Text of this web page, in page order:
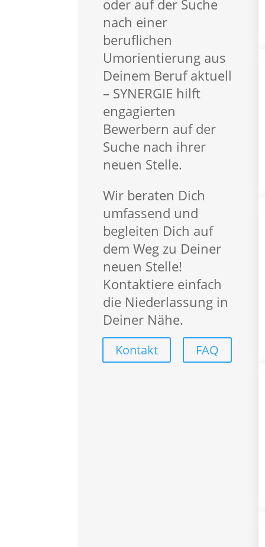
oder auf der Suche
nach einer
beruflichen
Umorientierung aus
Deinem Beruf aktuell
– SYNERGIE hilft
engagierten
Bewerbern auf der
Suche nach ihrer
neuen Stelle.
Wir beraten Dich
umfassend und
begleiten Dich auf
dem Weg zu Deiner
neuen Stelle!
Kontaktiere einfach
die Niederlassung in
Deiner Nähe.
Kontakt FAQ
Für Kunden
Für Kunden – Vorteile
Arbeitnehmerüberlassung
Personalberatung
synergieProxi OnSite
synergieProxi Master
Global Talent Recruitung
Für Mitarbeiter
Vorteile – Für Mitarbeiter
Empfehlungsprogramm
Lohnabrechnung
FAQ – Für Mitarbeiter
Branchen
Automotive
Callcenter
Finance
Handwerk
Industrial
Logistik